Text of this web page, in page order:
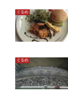
ぐるめ
ぐるめ